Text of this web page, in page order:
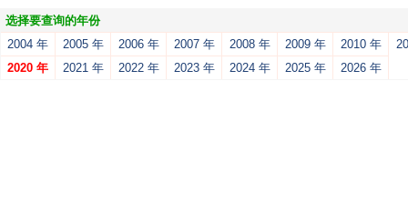
选择要查询的年份
2004 年
2005 年 2006 年 2007 年 2008 年 2009 年 2010 年
2020 年
2021 年 2022 年 2023 年 2024 年 2025 年 2026 年